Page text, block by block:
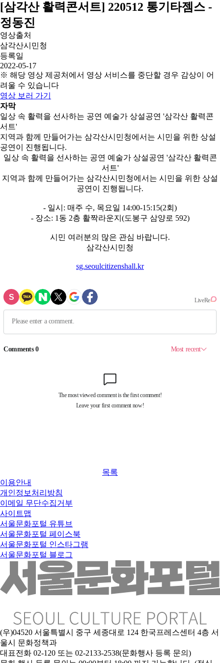
[삼각산 활력콘서트] 220512 통기타젬스 -
정동진
영상출처
삼각산시민청
등록일
2022-05-17
※ 해당 영상 제공처에서 영상 서비스를 중단할 경우 감상이 어
려울 수 있습니다
영상 보러 가기
자막
일상 속 활력을 선사하는 공연 예술가 상설공연 '삼각산 활력콘
서트'
지역과 함께 만들어가는 삼각산시민청에서는 시민을 위한 상설
공연이 진행됩니다.
일상 속 활력을 선사하는 공연 예술가 상설공연 '삼각산 활력콘
서트'
지역과 함께 만들어가는 삼각산시민청에서는 시민을 위한 상설
공연이 진행됩니다.
- 일시: 매주 수, 목요일 14:00-15:15(2회)
- 장소: 1동 2층 활짝라운지(도봉구 삼양로 592)
시민 여러분의 많은 관심 바랍니다.
삼각산시민청
sg.seoulcitizenshall.kr
목록
이용안내
개인정보처리방침
이메일 무단수집거부
사이트맵
서울문화포털 유튜브
서울문화포털 페이스북
서울문화포털 인스타그램
서울문화포털 블로그
(우)04520 서울특별시 중구 세종대로 124 한국프레스센터 4층 서
울시 문화정책과
대표전화 02-120 또는 02-2133-2538(문화행사 등록 문의)